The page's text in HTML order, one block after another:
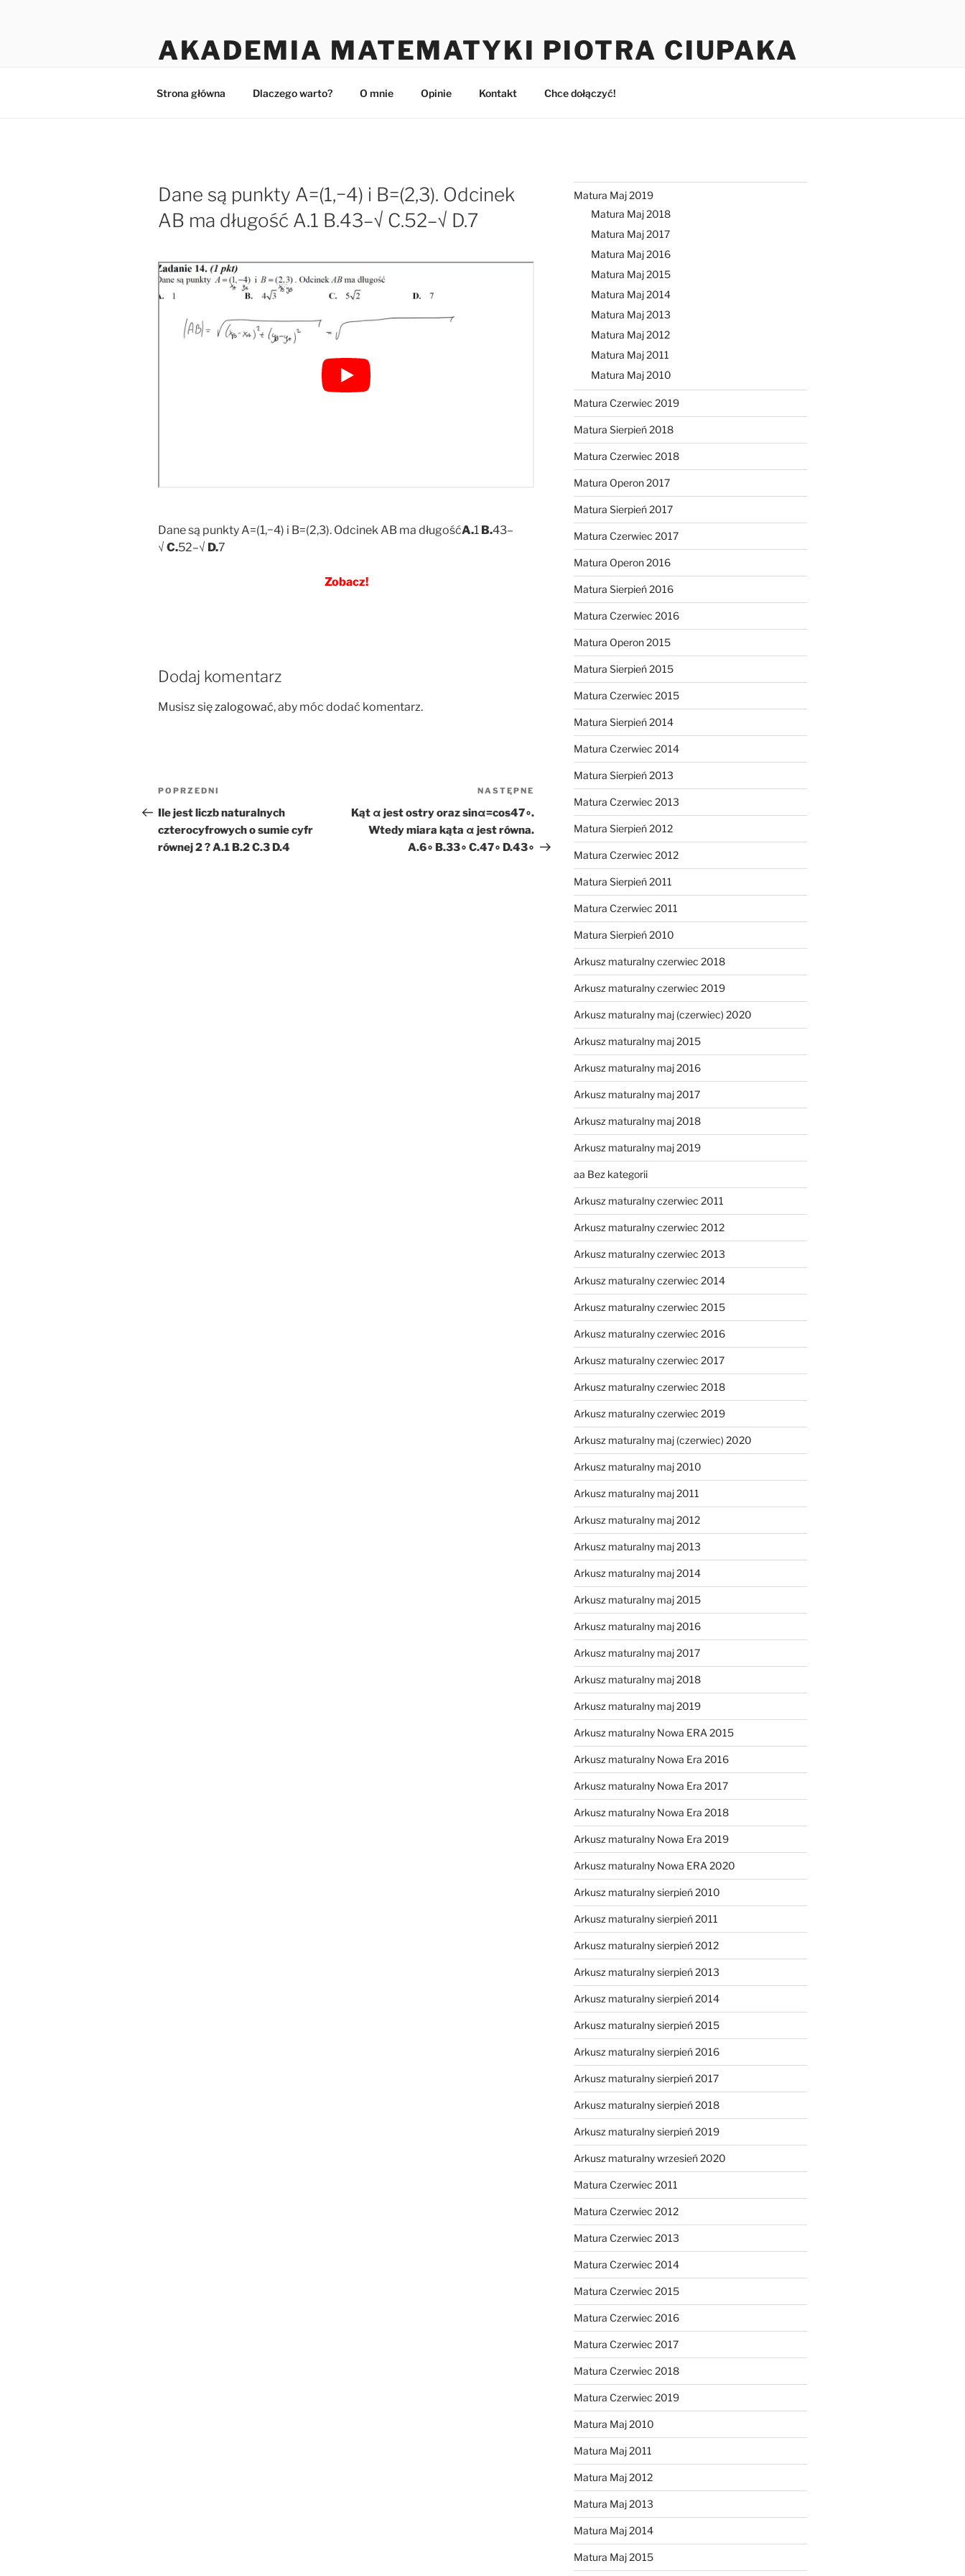
AKADEMIA MATEMATYKI PIOTRA CIUPAKA
Strona główna Dlaczego warto? O mnie Opinie Kontakt Chce dołączyć!
Dane są punkty A=(1,−4) i B=(2,3). Odcinek
AB ma długość A.1 B.43–√ C.52–√ D.7
Dane są punkty A=(1,−4) i B=(2,3). Odcinek AB ma długośćA.1 B.43–
√ C.52–√ D.7
Zobacz!
Dodaj komentarz
Musisz sięzalogować, aby móc dodać komentarz.
Nawigacja
wpisu
Poprzedni
wpis
POPRZEDNI
Ile jest liczb naturalnych
czterocyfrowych o sumie cyfr
równej 2 ? A.1 B.2 C.3 D.4
Następny
NASTĘPNE
Kąt α jest ostry oraz sinα=cos47∘.
Wtedy miara kąta α jest równa.
A.6∘ B.33∘ C.47∘ D.43∘
Matura Maj 2019
Matura Maj 2018
Matura Maj 2017
Matura Maj 2016
Matura Maj 2015
Matura Maj 2014
Matura Maj 2013
Matura Maj 2012
Matura Maj 2011
Matura Maj 2010
Matura Czerwiec 2019
Matura Sierpień 2018
Matura Czerwiec 2018
Matura Operon 2017
Matura Sierpień 2017
Matura Czerwiec 2017
Matura Operon 2016
Matura Sierpień 2016
Matura Czerwiec 2016
Matura Operon 2015
Matura Sierpień 2015
Matura Czerwiec 2015
Matura Sierpień 2014
Matura Czerwiec 2014
Matura Sierpień 2013
Matura Czerwiec 2013
Matura Sierpień 2012
Matura Czerwiec 2012
Matura Sierpień 2011
Matura Czerwiec 2011
Matura Sierpień 2010
Arkusz maturalny czerwiec 2018
Arkusz maturalny czerwiec 2019
Arkusz maturalny maj (czerwiec) 2020
Arkusz maturalny maj 2015
Arkusz maturalny maj 2016
Arkusz maturalny maj 2017
Arkusz maturalny maj 2018
Arkusz maturalny maj 2019
aa Bez kategorii
Arkusz maturalny czerwiec 2011
Arkusz maturalny czerwiec 2012
Arkusz maturalny czerwiec 2013
Arkusz maturalny czerwiec 2014
Arkusz maturalny czerwiec 2015
Arkusz maturalny czerwiec 2016
Arkusz maturalny czerwiec 2017
Arkusz maturalny czerwiec 2018
Arkusz maturalny czerwiec 2019
Arkusz maturalny maj (czerwiec) 2020
Arkusz maturalny maj 2010
Arkusz maturalny maj 2011
Arkusz maturalny maj 2012
Arkusz maturalny maj 2013
Arkusz maturalny maj 2014
Arkusz maturalny maj 2015
Arkusz maturalny maj 2016
Arkusz maturalny maj 2017
Arkusz maturalny maj 2018
Arkusz maturalny maj 2019
Arkusz maturalny Nowa ERA 2015
Arkusz maturalny Nowa Era 2016
Arkusz maturalny Nowa Era 2017
Arkusz maturalny Nowa Era 2018
Arkusz maturalny Nowa Era 2019
Arkusz maturalny Nowa ERA 2020
Arkusz maturalny sierpień 2010
Arkusz maturalny sierpień 2011
Arkusz maturalny sierpień 2012
Arkusz maturalny sierpień 2013
Arkusz maturalny sierpień 2014
Arkusz maturalny sierpień 2015
Arkusz maturalny sierpień 2016
Arkusz maturalny sierpień 2017
Arkusz maturalny sierpień 2018
Arkusz maturalny sierpień 2019
Arkusz maturalny wrzesień 2020
Matura Czerwiec 2011
Matura Czerwiec 2012
Matura Czerwiec 2013
Matura Czerwiec 2014
Matura Czerwiec 2015
Matura Czerwiec 2016
Matura Czerwiec 2017
Matura Czerwiec 2018
Matura Czerwiec 2019
Matura Maj 2010
Matura Maj 2011
Matura Maj 2012
Matura Maj 2013
Matura Maj 2014
Matura Maj 2015